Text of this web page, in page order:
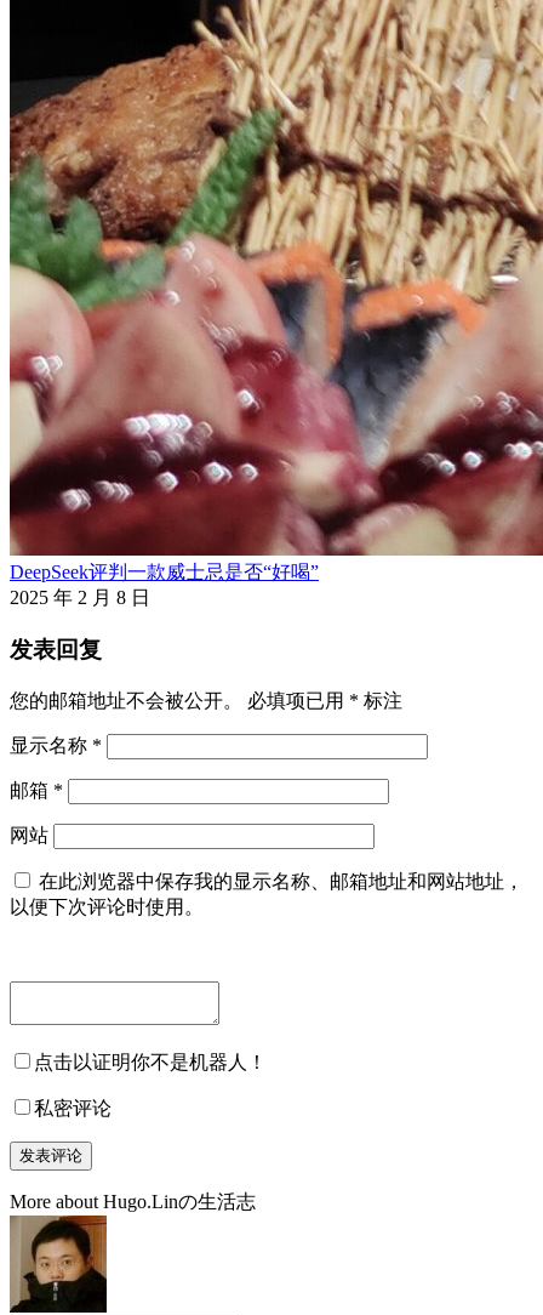
DeepSeek评判一款威士忌是否“好喝”
2025 年 2 月 8 日
发表回复
您的邮箱地址不会被公开。 必填项已用 * 标注
显示名称 *
邮箱 *
网站
在此浏览器中保存我的显示名称、邮箱地址和网站地址，
以便下次评论时使用。
点击以证明你不是机器人！
私密评论
More about Hugo.Linの生活志